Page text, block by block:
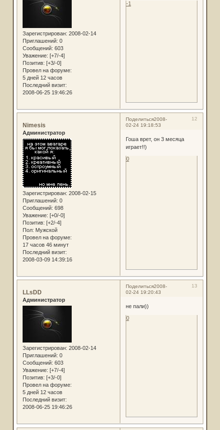
Зарегистрирован: 2008-02-14
Приглашений: 0
Сообщений: 603
Уважение: [+7/-4]
Позитив: [+3/-0]
Провел на форуме:
5 дней 12 часов
Последний визит:
2008-06-25 19:46:26
-1
Поделиться 12
2008-
02-24 19:18:53
Nimesis
Администратор
Зарегистрирован: 2008-02-15
Приглашений: 0
Сообщений: 698
Уважение: [+0/-0]
Позитив: [+2/-4]
Пол: Мужской
Провел на форуме:
17 часов 46 минут
Последний визит:
2008-03-09 14:39:16
Гоша врет, он 3 месяца
играет!!)
0
Поделиться 13
2008-
02-24 19:20:43
LLsDD
Администратор
Зарегистрирован: 2008-02-14
Приглашений: 0
Сообщений: 603
Уважение: [+7/-4]
Позитив: [+3/-0]
Провел на форуме:
5 дней 12 часов
Последний визит:
2008-06-25 19:46:26
не пали))
0